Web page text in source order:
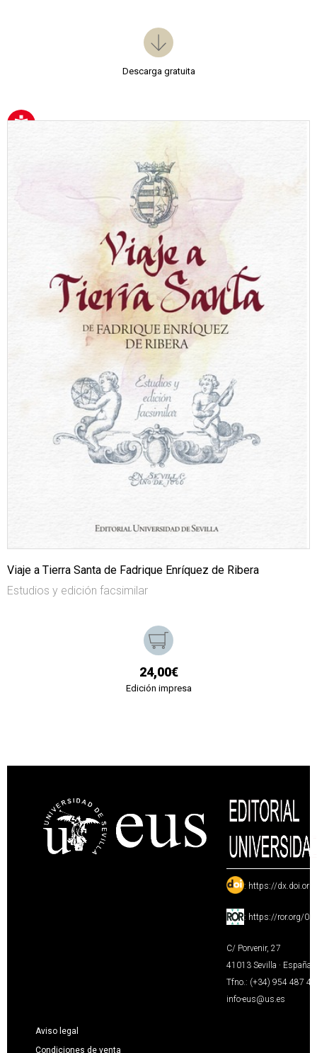
Descarga gratuita
Viaje a Tierra Santa de Fadrique Enríquez de Ribera
Estudios y edición facsimilar
24,00€
Edición impresa
: https://
: https://ror.org/
C/ Porvenir, 27
41013 Sevilla · España
Tfno.: (+34) 954 487
info-eus@us.es
Aviso legal
Condiciones de venta